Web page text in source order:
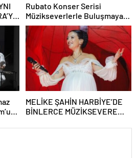
Rubato Konser Serisi
Müzikseverlerle Buluşmaya
Devam Ediyor
MELİKE ŞAHİN HARBİYE’DE
BİNLERCE MÜZİKSEVERE
YAŞATTI!